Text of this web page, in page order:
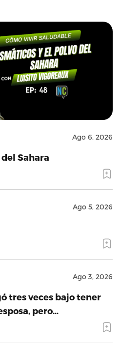
Ago 6, 2026
Sahara
Ago 5, 2026
Ago 3, 2026
tres veces bajo tener
pero…